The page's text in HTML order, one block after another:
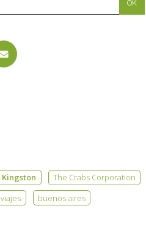
The Crabs Corporation
viajes
buenos aires